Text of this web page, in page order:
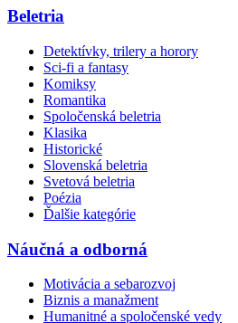
Beletria
Detektívky, trilery a horory
Sci-fi a fantasy
Komiksy
Romantika
Spoločenská beletria
Klasika
Historické
Slovenská beletria
Svetová beletria
Poézia
Ďalšie kategórie
Náučná a odborná
Motivácia a sebarozvoj
Biznis a manažment
Humanitné a spoločenské vedy